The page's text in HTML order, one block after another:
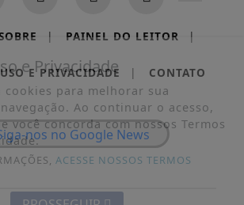
| PAINEL DO LEITOR |
E PRIVACIDADE | CONTATO
e Privacidade
cookies para melhorar sua
Ao continuar o acesso,
você concorda com nossos Termos
ACESSE NOSSOS TERMOS